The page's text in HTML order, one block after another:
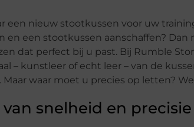
een nieuw stootkussen voor uw
en een stootkussen aanschaffen?
dat perfect bij u past. Bij Rumble
– kunstleer of echt leer – van de
. Maar waar moet u precies op letten?
snelheid en precisie